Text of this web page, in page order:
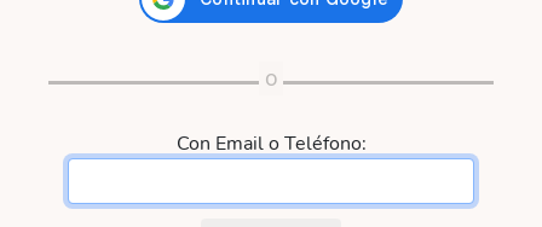
Con Email o Teléfono: